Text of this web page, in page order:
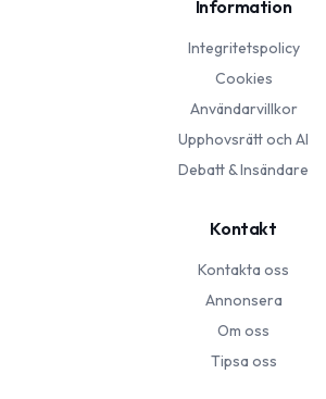
Information
Integritetspolicy
Cookies
Användarvillkor
Upphovsrätt och AI
Debatt & Insändare
Kontakt
Kontakta oss
Annonsera
Om oss
Tipsa oss